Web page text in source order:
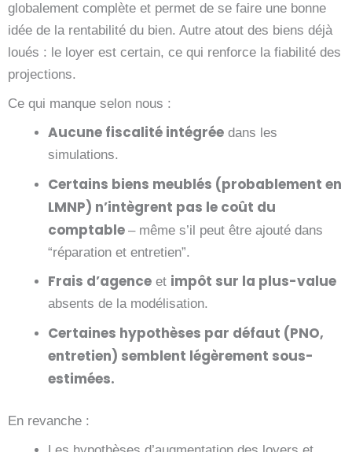
globalement complète et permet de se faire une bonne
idée de la rentabilité du bien. Autre atout des biens déjà
loués : le loyer est certain, ce qui renforce la fiabilité des
projections.
Ce qui manque selon nous :
Aucune fiscalité intégrée dans les
simulations.
Certains biens meublés (probablement en
LMNP) n’intègrent pas le coût du
comptable – même s’il peut être ajouté dans
“réparation et entretien”.
Frais d’agence et impôt sur la plus-value
absents de la modélisation.
Certaines hypothèses par défaut (PNO,
entretien) semblent légèrement sous-
estimées.
En revanche :